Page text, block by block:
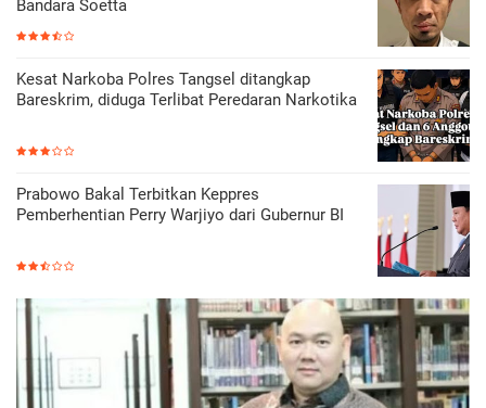
Bandara Soetta
Kesat Narkoba Polres Tangsel ditangkap
Bareskrim, diduga Terlibat Peredaran Narkotika
Prabowo Bakal Terbitkan Keppres
Pemberhentian Perry Warjiyo dari Gubernur BI